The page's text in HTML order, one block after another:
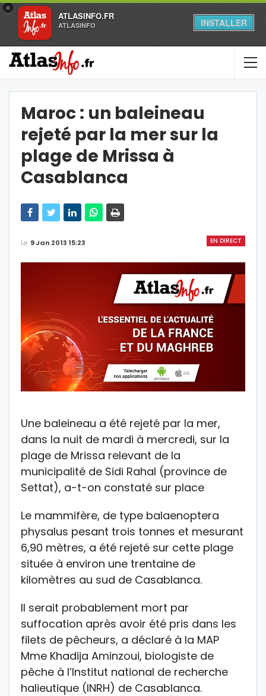
×
ATLASINFO.FR
ATLASINFO INSTALLER
Maroc : un baleineau
rejeté par la mer sur la
plage de Mrissa à
Casablanca
EN DIRECT
Le 9 Jan 2013 15:23
Une baleineau a été rejeté par la mer,
dans la nuit de mardi à mercredi, sur la
plage de Mrissa relevant de la
municipalité de Sidi Rahal (province de
Settat), a-t-on constaté sur place
Le mammifère, de type balaenoptera
physalus pesant trois tonnes et mesurant
6,90 mètres, a été rejeté sur cette plage
située à environ une trentaine de
kilomètres au sud de Casablanca.
Il serait probablement mort par
suffocation après avoir été pris dans les
filets de pêcheurs, a déclaré à la MAP
Mme Khadija Aminzoui, biologiste de
pêche à l’Institut national de recherche
halieutique (INRH) de Casablanca.